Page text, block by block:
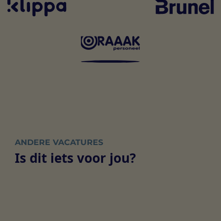
ANDERE VACATURES
Is dit iets voor jou?